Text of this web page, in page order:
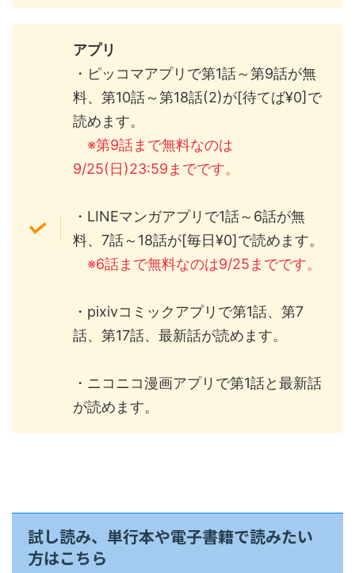
アプリ
・ピッコマアプリで第1話～第9話が無
料、第10話～第18話(2)が[待てば¥0]で
読めます。
※第9話まで無料なのは
9/25(日)23:59までです。
・LINEマンガアプリで1話～6話が無
料、7話～18話が[毎日¥0]で読めます。
※6話まで無料なのは9/25までです。
・pixivコミックアプリで第1話、第7
話、第17話、最新話が読めます。
・ニコニコ漫画アプリで第1話と最新話
が読めます。
試し読み、単行本や電子書籍で読みたい
方はこちら